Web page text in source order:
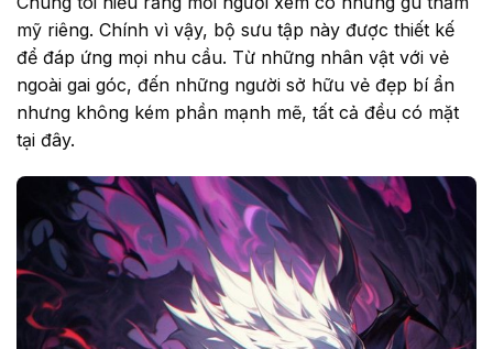
mỹ riêng. Chính vì vậy, bộ sưu tập này được thiết kế
để đáp ứng mọi nhu cầu. Từ những nhân vật với vẻ
ngoài gai góc, đến những người sở hữu vẻ đẹp bí ẩn
nhưng không kém phần mạnh mẽ, tất cả đều có mặt
tại đây.